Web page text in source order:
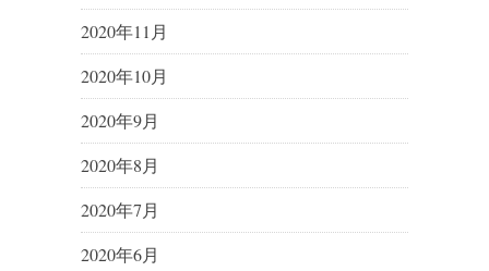
2020年11月
2020年10月
2020年9月
2020年8月
2020年7月
2020年6月